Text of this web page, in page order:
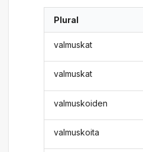
Plural
valmuskat
valmuskat
valmuskoiden
valmuskoita